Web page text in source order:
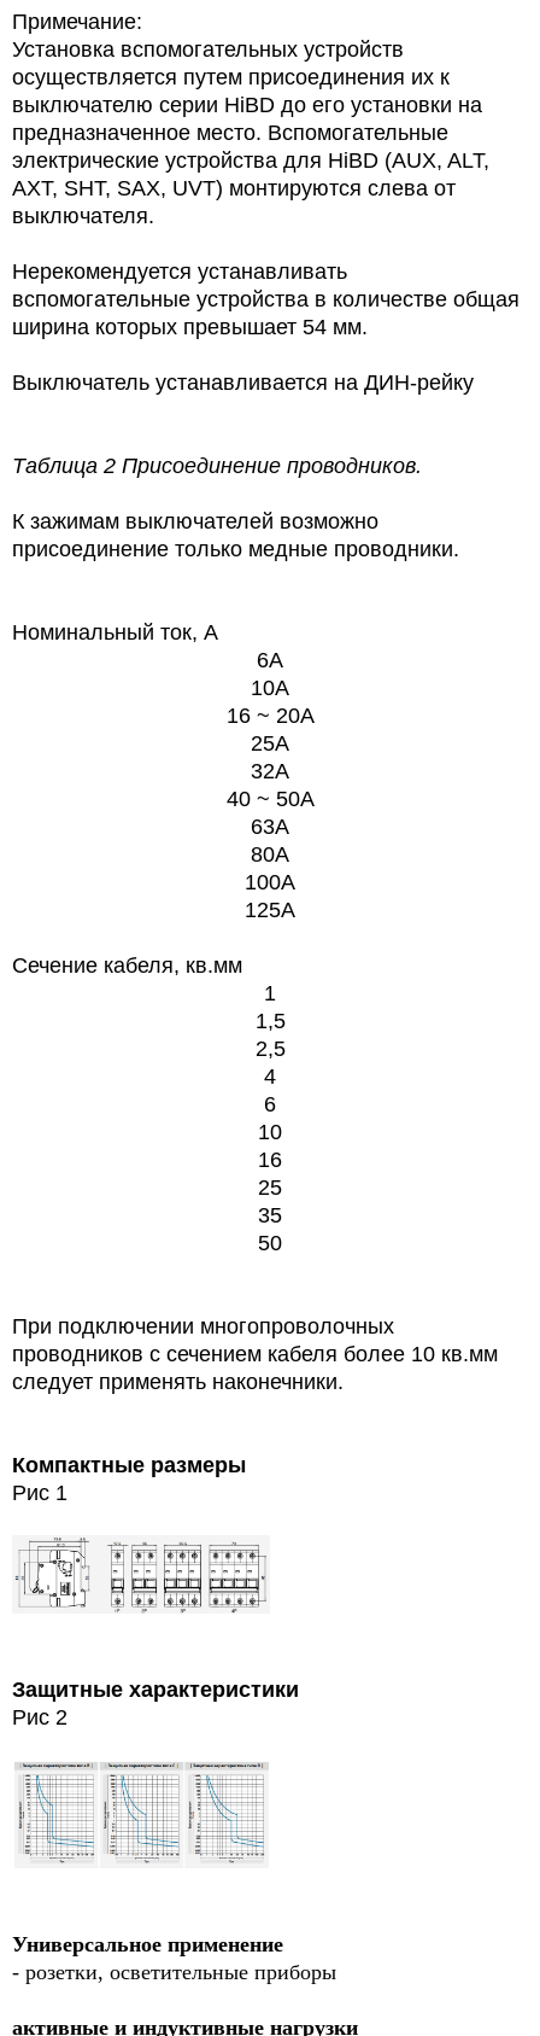
Примечание:
Установка вспомогательных устройств
осуществляется путем присоединения их к
выключателю серии HiBD до его установки на
предназначенное место. Вспомогательные
электрические устройства для HiBD (AUX, ALT,
AXT, SHT, SAX, UVT) монтируются слева от
выключателя.
Нерекомендуется устанавливать
вспомогательные устройства в количестве общая
ширина которых превышает 54 мм.
Выключатель устанавливается на ДИН-рейку
Таблица 2 Присоединение проводников.
К зажимам выключателей возможно
присоединение только медные проводники.
Номинальный ток, А
6А
10А
16 ~ 20A
25A
32A
40 ~ 50A
63A
80A
100A
125A
Сечение кабеля, кв.мм
1
1,5
2,5
4
6
10
16
25
35
50
При подключении многопроволочных
проводников с сечением кабеля более 10 кв.мм
следует применять наконечники.
Компактные размеры
Рис 1
Защитные характеристики
Рис 2
Универсальное применение
- розетки, осветительные приборы
активные и индуктивные нагрузки